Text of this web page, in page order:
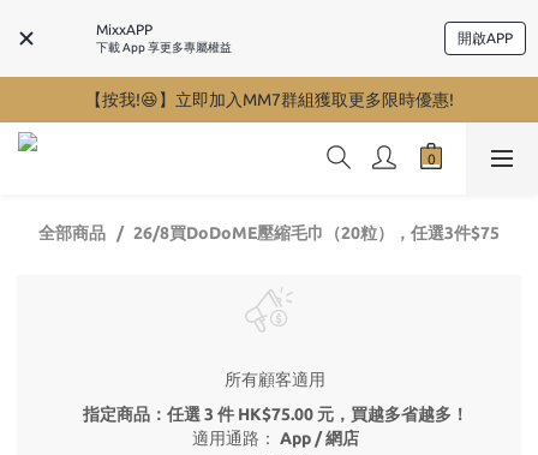
MixxAPP
下載 App 享更多專屬權益
開啟APP
【按我!😆】立即加入MM7群組獲取更多限時優惠!
全部商品 26/8買DoDoME壓縮毛巾（20粒），任選3件$75
所有顧客適用
指定商品：任選 3 件 HK$75.00 元，買越多省越多！
適用通路： App / 網店